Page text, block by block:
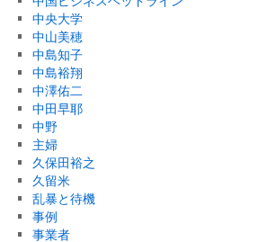
中央大学
中山美穂
中島知子
中島裕翔
中澤佑二
中田早耶
中野
主婦
久保田裕之
久留米
乱暴と待機
事例
事業者